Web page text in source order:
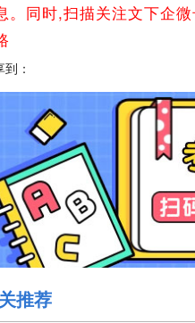
。同时,扫描关注文下企
：
推荐